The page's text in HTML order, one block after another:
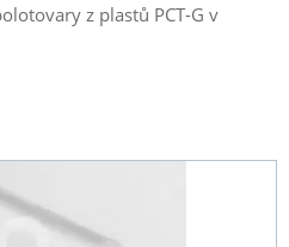
z plastů PCT-G v